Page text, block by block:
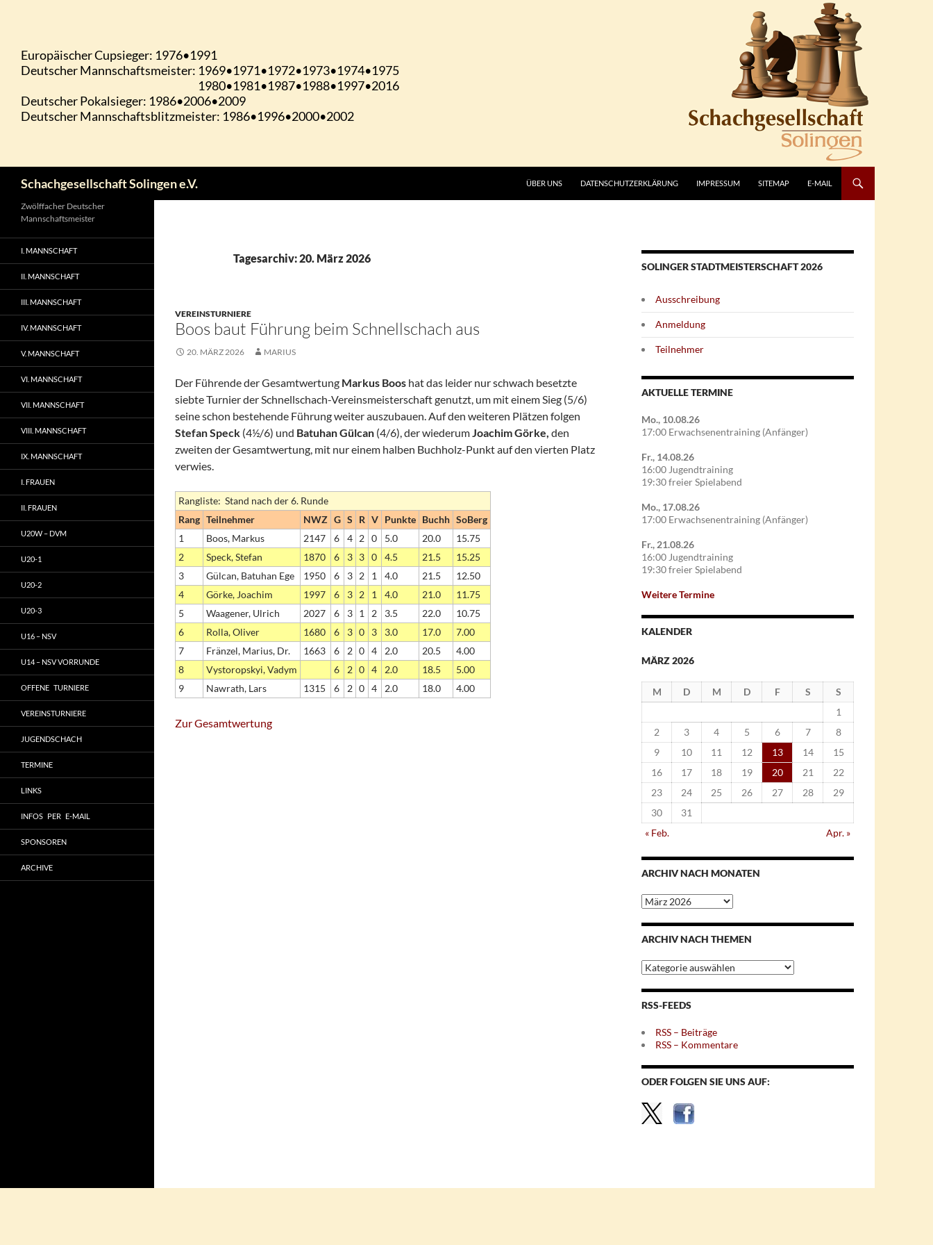
Schachgesellschaft Solingen e.V. ÜBER UNS DATENSCHUTZERKLÄRUNG IMPRESSUM SITEMAP E-MAIL
Tagesarchiv: 20. März 2026
VEREINSTURNIERE
Boos baut Führung beim Schnellschach aus
20. MÄRZ 2026 MARIUS
Der Führende der Gesamtwertung Markus Boos hat das leider nur schwach besetzte
siebte Turnier der Schnellschach-Vereinsmeisterschaft genutzt, um mit einem Sieg (5/6)
seine schon bestehende Führung weiter auszubauen. Auf den weiteren Plätzen folgen
Stefan Speck (4½/6) und Batuhan Gülcan (4/6), der wiederumJoachim Görke, den
zweiten der Gesamtwertung, mit nur einem halben Buchholz-Punkt auf den vierten Platz
verwies.
Rangliste: Stand nach der 6. Runde
Rang Teilnehmer NWZ G S R V Punkte Buchh SoBerg
1
Boos, Markus 2147 6 4 2 0 5.0 20.0
15.75
2
Speck, Stefan 1870 6 3 3 0 4.5 21.5
15.25
3
Gülcan, Batuhan Ege 1950 6 3 2 1 4.0 21.5
12.50
4
Görke, Joachim 1997 6 3 2 1 4.0 21.0
11.75
5
Waagener, Ulrich 2027 6 3 1 2 3.5 22.0
10.75
6
Rolla, Oliver 1680 6 3 0 3 3.0 17.0
7.00
7
Fränzel, Marius, Dr. 1663 6 2 0 4 2.0 20.5
4.00
8
Vystoropskyi, Vadym 6 2 0 4 2.0 18.5
5.00
9
Nawrath, Lars 1315 6 2 0 4 2.0 18.0 4.00
Zur Gesamtwertung
SOLINGER STADTMEISTERSCHAFT 2026
Ausschreibung
Anmeldung
Teilnehmer
AKTUELLE TERMINE
Mo., 10.08.26
17:00 Erwachsenentraining (Anfänger)
Fr., 14.08.26
16:00 Jugendtraining
19:30 freier Spielabend
Mo., 17.08.26
17:00 Erwachsenentraining (Anfänger)
Fr., 21.08.26
16:00 Jugendtraining
19:30 freier Spielabend
Weitere Termine
KALENDER
MÄRZ 2026
M D M D F S
S
1
2
3 4 5 6 7
8
9
10 11 12 13 14
15
16
17 18 19 20 21
22
23
24 25 26 27 28
29
30
31
« Feb.
Apr. »
ARCHIV NACH MONATEN
Archiv
nach
Monaten
ARCHIV NACH THEMEN
Archiv
nach
Themen
RSS-FEEDS
RSS – Beiträge
RSS – Kommentare
ODER FOLGEN SIE UNS AUF:
Zwölffacher Deutscher
Mannschaftsmeister
I. MANNSCHAFT
II. MANNSCHAFT
III. MANNSCHAFT
IV. MANNSCHAFT
V. MANNSCHAFT
VI. MANNSCHAFT
VII. MANNSCHAFT
VIII. MANNSCHAFT
IX. MANNSCHAFT
I. FRAUEN
II. FRAUEN
U20W – DVM
U20-1
U20-2
U20-3
U16 – NSV
U14 – NSV VORRUNDE
OFFENE TURNIERE
VEREINSTURNIERE
JUGENDSCHACH
TERMINE
LINKS
INFOS PER E-MAIL
SPONSOREN
ARCHIVE